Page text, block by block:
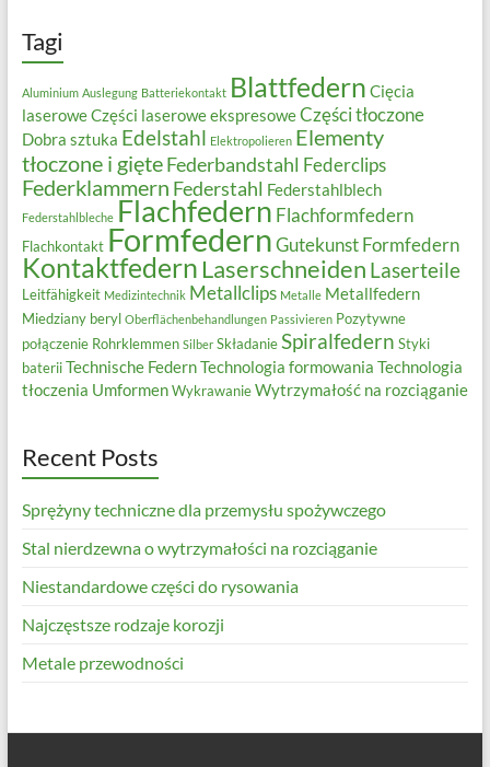
Tagi
Aluminium Auslegung Batteriekontakt Blattfedern Cięcia
laseroweCzęści laserowe ekspresoweCzęści tłoczone
Dobra sztuka Edelstahl Elektropolieren Elementy
tłoczone i gięteFederbandstahl Federclips
Federklammern Federstahl Federstahlblech
Federstahlbleche Flachfedern Flachformfedern
Flachkontakt FormfedernGutekunst Formfedern
Kontaktfedern Laserschneiden Laserteile
Leitfähigkeit Medizintechnik Metallclips Metalle Metallfedern
Miedziany beryl Oberflächenbehandlungen Passivieren Pozytywne
połączenie Rohrklemmen Silber Składanie Spiralfedern Styki
baterii Technische FedernTechnologia formowania Technologia
tłoczenia Umformen Wykrawanie Wytrzymałość na rozciąganie
Recent Posts
Sprężyny techniczne dla przemysłu spożywczego
Stal nierdzewna o wytrzymałości na rozciąganie
Niestandardowe części do rysowania
Najczęstsze rodzaje korozji
Metale przewodności